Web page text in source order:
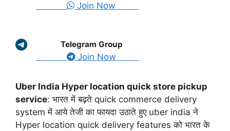
Join Now
Telegram Group
Join Now
Uber India Hyper location quick store pickup
service: भारत में बढ़ते quick commerce delivery
system में आये तेजी का फायदा उठाते हुए uber india ने
Hyper location quick delivery features को भारत के